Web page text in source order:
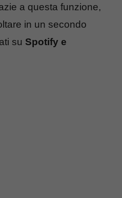
a questa funzione,
in un secondo
su Spotify e